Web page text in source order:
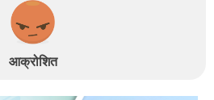
आक्रोशित